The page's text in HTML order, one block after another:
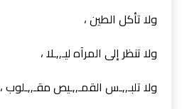
ولا تأكل الطين ،
ولا تنظر إلى المرآه ليـ,,ـلا ،
ولا تلبـ,,ـس القمـ,,ـيص مقـ,,ـلوب ،